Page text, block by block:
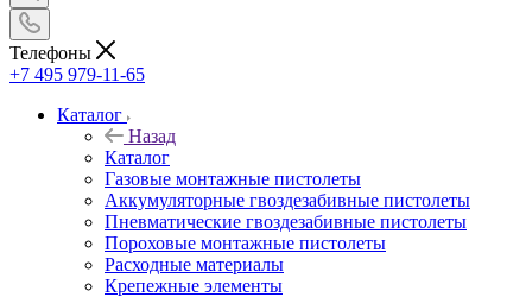
Телефоны
+7 495 979-11-65
Каталог
Назад
Каталог
Газовые монтажные пистолеты
Аккумуляторные гвоздезабивные пистолеты
Пневматические гвоздезабивные пистолеты
Пороховые монтажные пистолеты
Расходные материалы
Крепежные элементы